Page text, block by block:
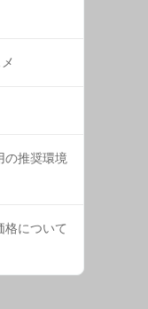
の推奨環境
格について